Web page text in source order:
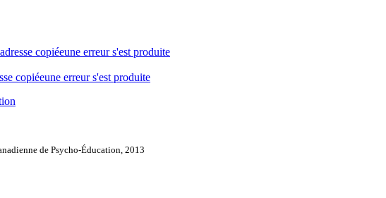
adresse copiéeune erreur s'est produite
copiéeune erreur s'est produite
de Psycho-Éducation, 2013